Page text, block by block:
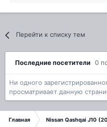
Перейти к списку тем
Последние посетители 0
Ни одного
просматривает данную
Главная Nissan Qashqai J10